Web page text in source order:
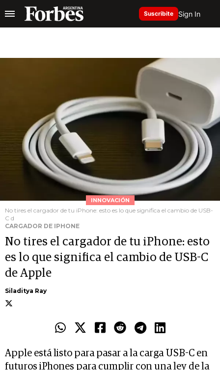
Suscribite Sign In
INNOVACIÓN
No tires el cargador de tu iPhone: esto es lo que significa el cambio de USB-
C d
CARGADOR DE IPHONE
No tires el cargador de tu iPhone: esto
es lo que significa el cambio de USB-C
de Apple
Siladitya Ray
Apple está listo para pasar a la carga USB-C en
futuros iPhones para cumplir con una ley de la